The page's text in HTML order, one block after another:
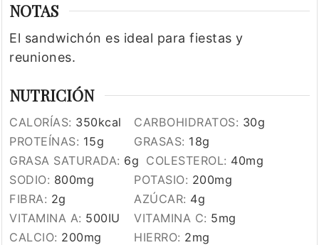
NOTAS
El sandwichón es ideal para fiestas y
reuniones.
NUTRICIÓN
CALORÍAS: 350kcal CARBOHIDRATOS: 30g
PROTEÍNAS: 15g GRASAS: 18g
GRASA SATURADA: 6g COLESTEROL: 40mg
SODIO: 800mg POTASIO: 200mg
FIBRA: 2g AZÚCAR: 4g
VITAMINA A: 500IU VITAMINA C: 5mg
CALCIO: 200mg HIERRO: 2mg